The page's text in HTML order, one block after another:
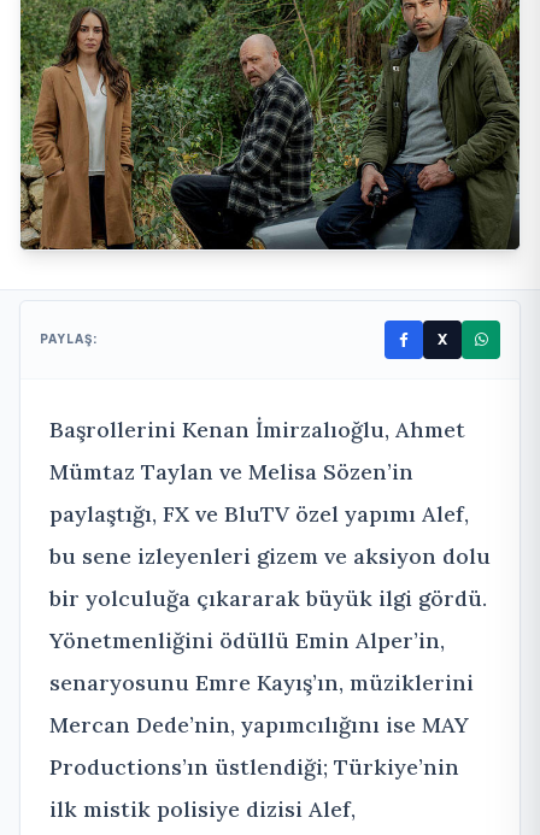
PAYLAŞ: X
Başrollerini Kenan İmirzalıoğlu, Ahmet
Mümtaz Taylan ve Melisa Sözen’in
paylaştığı, FX ve BluTV özel yapımı Alef,
bu sene izleyenleri gizem ve aksiyon dolu
bir yolculuğa çıkararak büyük ilgi gördü.
Yönetmenliğini ödüllü Emin Alper’in,
senaryosunu Emre Kayış’ın, müziklerini
Mercan Dede’nin, yapımcılığını ise MAY
Productions’ın üstlendiği; Türkiye’nin
ilk mistik polisiye dizisi Alef,